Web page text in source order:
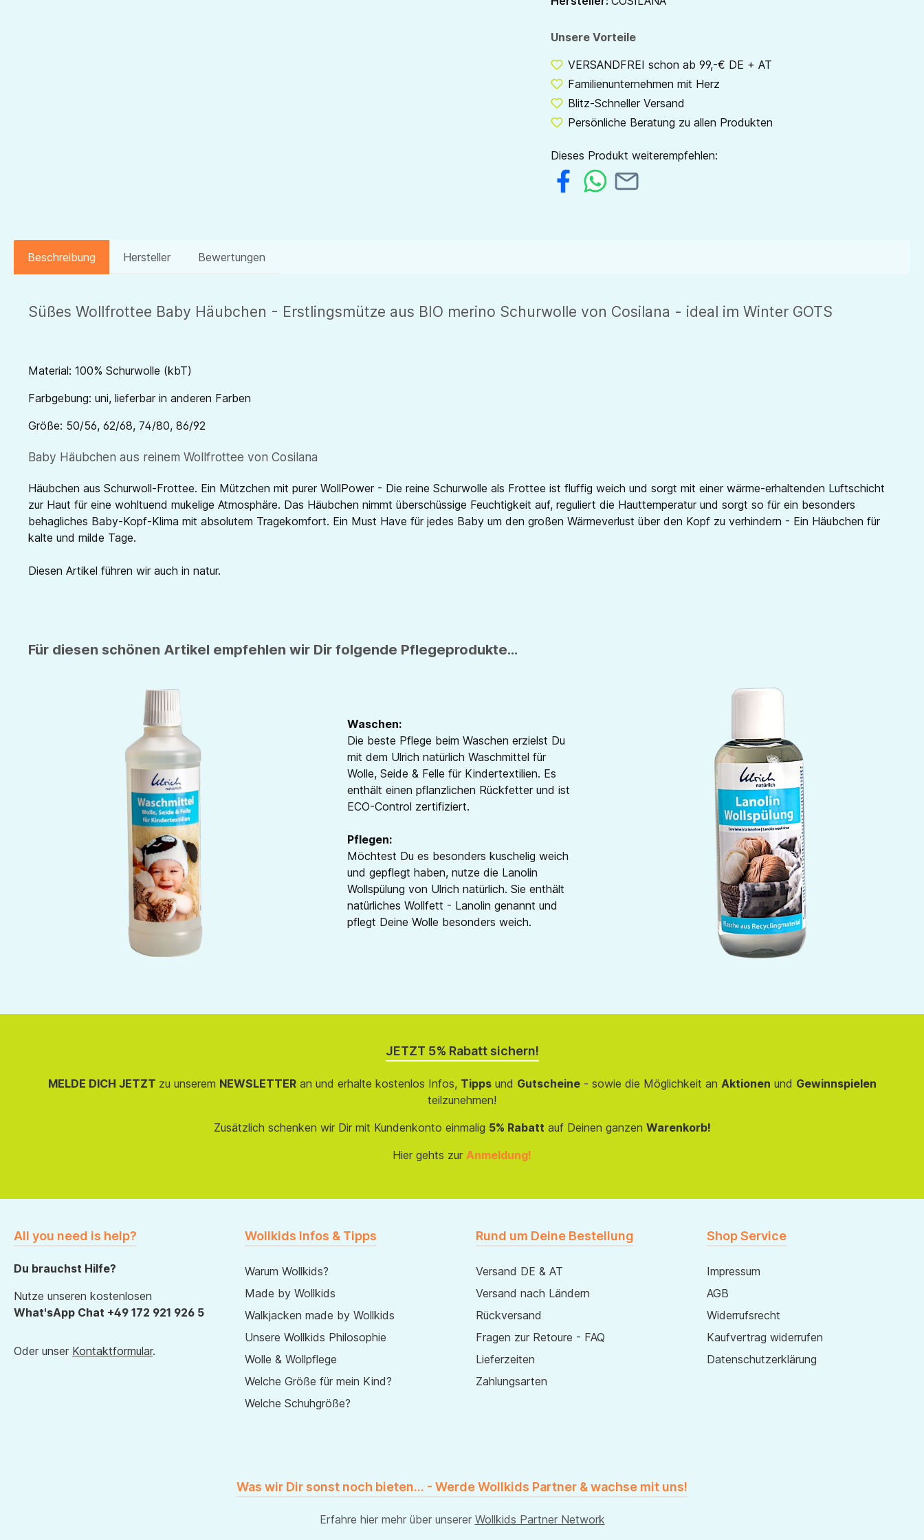
Unsere Vorteile
VERSANDFREI schon ab 99,-€ DE + AT
Familienunternehmen mit Herz
Blitz-Schneller Versand
Persönliche Beratung zu allen Produkten
Dieses Produkt weiterempfehlen:
Beschreibung Hersteller Bewertungen
Süßes Wollfrottee Baby Häubchen - Erstlingsmütze aus BIO merino Schurwolle von Cosilana - ideal im Winter GOTS
Material: 100% Schurwolle (kbT)
Farbgebung: uni, lieferbar in anderen Farben
Größe: 50/56, 62/68, 74/80, 86/92
Baby Häubchen aus reinem Wollfrottee von Cosilana
Häubchen aus Schurwoll-Frottee. Ein Mützchen mit purer WollPower - Die reine Schurwolle als Frottee ist fluffig weich und sorgt mit einer wärme-erhaltenden Luftschicht
zur Haut für eine wohltuend mukelige Atmosphäre. Das Häubchen nimmt überschüssige Feuchtigkeit auf, reguliert die Hauttemperatur und sorgt so für ein besonders
behagliches Baby-Kopf-Klima mit absolutem Tragekomfort. Ein Must Have für jedes Baby um den großen Wärmeverlust über den Kopf zu verhindern - Ein Häubchen für
kalte und milde Tage.
Diesen Artikel führen wir auch in natur.
Für diesen schönen Artikel empfehlen wir Dir folgende Pflegeprodukte...
Waschen:
Die beste Pflege beim Waschen erzielst Du
mit dem Ulrich natürlich Waschmittel für
Wolle, Seide & Felle für Kindertextilien. Es
enthält einen pflanzlichen Rückfetter und ist
ECO-Control zertifiziert.
Pflegen:
Möchtest Du es besonders kuschelig weich
und gepflegt haben, nutze die Lanolin
Wollspülung von Ulrich natürlich. Sie enthält
natürliches Wollfett - Lanolin genannt und
pflegt Deine Wolle besonders weich.
JETZT 5% Rabatt sichern!
MELDE DICH JETZT zu unserem NEWSLETTERan und erhalte kostenlos Infos, Tippsund Gutscheine- sowie die Möglichkeit an Aktionen und Gewinnspielen
teilzunehmen!
Zusätzlich schenken wir Dir mit Kundenkonto einmalig 5% Rabatt auf Deinen ganzen Warenkorb!
Hier gehts zur Anmeldung!
All you need is help?
Du brauchst Hilfe?
Nutze unseren kostenlosen
What'sApp Chat +49 172 921 926 5
Oder unser Kontaktformular.
Wollkids Infos & Tipps
Warum Wollkids?
Made by Wollkids
Walkjacken made by Wollkids
Unsere Wollkids Philosophie
Wolle & Wollpflege
Welche Größe für mein Kind?
Welche Schuhgröße?
Rund um Deine Bestellung
Versand DE & AT
Versand nach Ländern
Rückversand
Fragen zur Retoure - FAQ
Lieferzeiten
Zahlungsarten
Shop Service
Impressum
AGB
Widerrufsrecht
Kaufvertrag widerrufen
Datenschutzerklärung
Was wir Dir sonst noch bieten... - Werde Wollkids Partner & wachse mit uns!
Erfahre hier mehr über unserer Wollkids Partner Network